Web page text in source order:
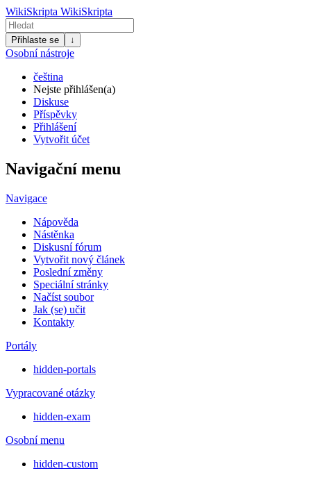
WikiSkripta WikiSkripta
Přihlaste se ↓
Osobní nástroje
čeština
Nejste přihlášen(a)
Diskuse
Příspěvky
Přihlášení
Vytvořit účet
Navigační menu
Navigace
Nápověda
Nástěnka
Diskusní fórum
Vytvořit nový článek
Poslední změny
Speciální stránky
Načíst soubor
Jak (se) učit
Kontakty
Portály
hidden-portals
Vypracované otázky
hidden-exam
Osobní menu
hidden-custom